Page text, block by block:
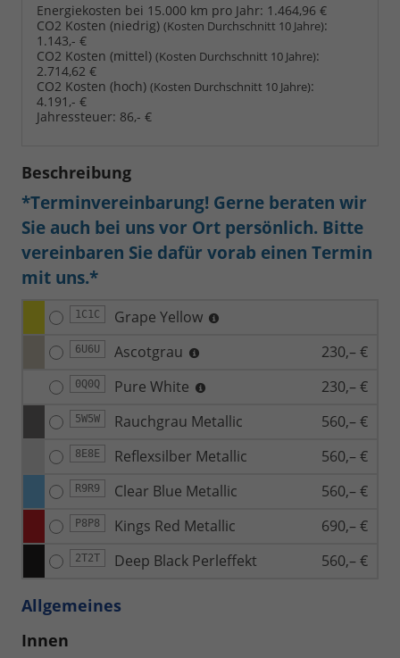
Energiekosten bei 15.000 km pro Jahr: 1.464,96 €
CO2 Kosten (niedrig) (Kosten Durchschnitt 10 Jahre):
1.143,- €
CO2 Kosten (mittel) (Kosten Durchschnitt 10 Jahre):
2.714,62 €
CO2 Kosten (hoch) (Kosten Durchschnitt 10 Jahre):
4.191,- €
Jahressteuer: 86,- €
Beschreibung
*Terminvereinbarung! Gerne beraten wir
Sie auch bei uns vor Ort persönlich. Bitte
vereinbaren Sie dafür vorab einen Termin
mit uns.*
1C1C Grape Yellow
6U6U Ascotgrau 230,– €
0Q0Q Pure White 230,– €
5W5W Rauchgrau Metallic 560,– €
8E8E Reflexsilber Metallic 560,– €
R9R9 Clear Blue Metallic 560,– €
P8P8 Kings Red Metallic 690,– €
2T2T Deep Black Perleffekt 560,– €
Allgemeines
Innen